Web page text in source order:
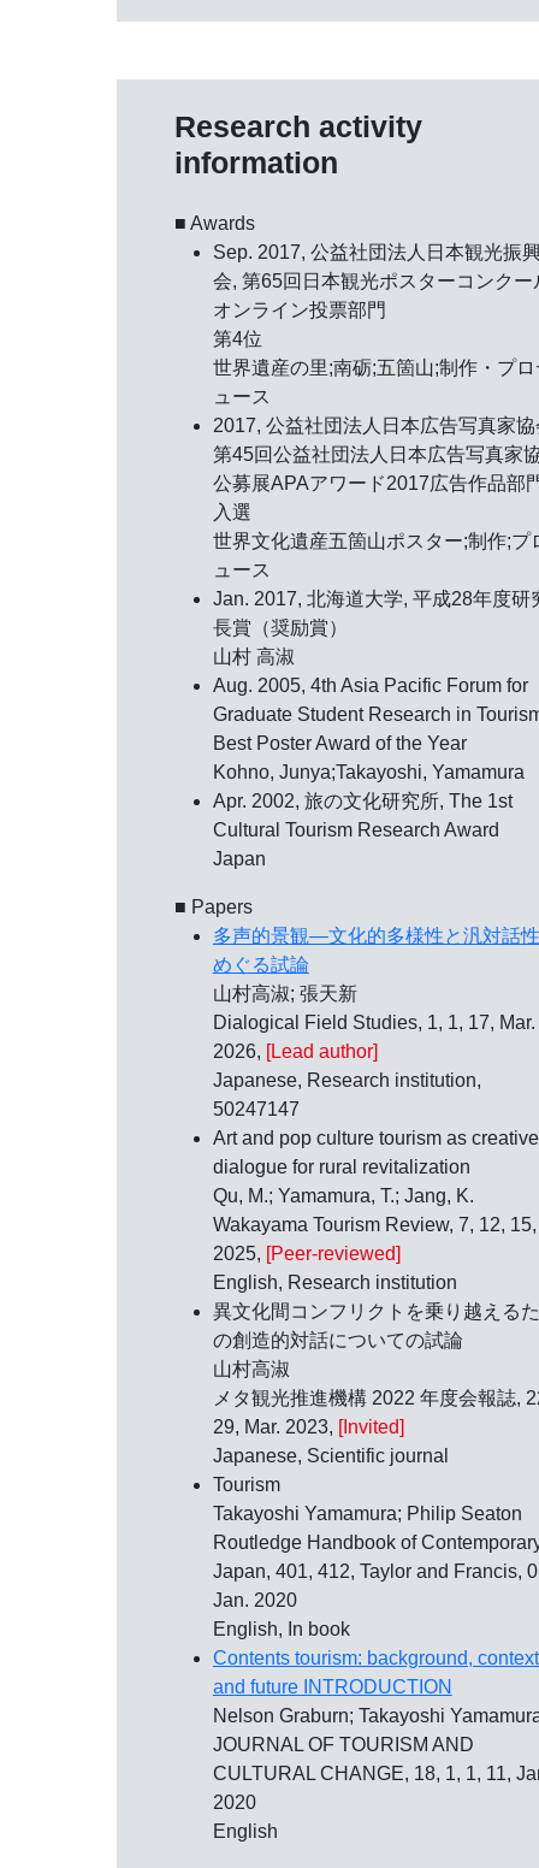
Research activity
information
■ Awards
Sep. 2017, 公益社団法人日本観光振
会, 第65回日本観光ポスターコンクー
オンライン投票部門
第4位
世界遺産の里;南砺;五箇山;制作・プロ
ュース
2017, 公益社団法人日本広告写真家協
第45回公益社団法人日本広告写真家
公募展APAアワード2017広告作品部
入選
世界文化遺産五箇山ポスター;制作;プ
ュース
Jan. 2017, 北海道大学, 平成28年度研
長賞（奨励賞）
山村 高淑
Aug. 2005, 4th Asia Pacific Forum for
Graduate Student Research in
Best Poster Award of the Year
Kohno, Junya;Takayoshi, Yamamura
Apr. 2002, 旅の文化研究所, The 1st
Cultural Tourism Research Award
Japan
■ Papers
多声的景観―文化的多様性と汎対話
めぐる試論
山村高淑; 張天新
Dialogical Field Studies, 1, 1, 17, Mar.
2026, [Lead author]
Japanese, Research institution,
50247147
Art and pop culture tourism as creative
dialogue for rural revitalization
Qu, M.; Yamamura, T.; Jang, K.
Wakayama Tourism Review, 7, 12, 15,
2025, [Peer-reviewed]
English, Research institution
異文化間コンフリクトを乗り越える
の創造的対話についての試論
山村高淑
メタ観光推進機構 2022 年度会報誌,
29, Mar. 2023, [Invited]
Japanese, Scientific journal
Tourism
Takayoshi Yamamura; Philip Seaton
Routledge Handbook of
Japan, 401, 412, Taylor and Francis,
Jan. 2020
English, In book
Contents tourism: background,
and future INTRODUCTION
Nelson Graburn; Takayoshi
JOURNAL OF TOURISM AND
CULTURAL CHANGE, 18, 1, 1, 11,
2020
English